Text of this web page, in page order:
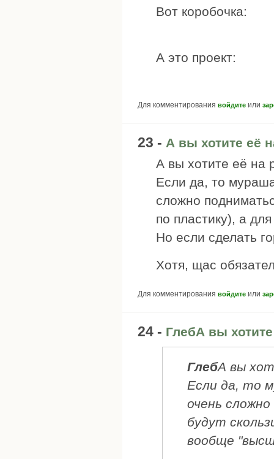
Вот коробочка:
А это проект:
Для комментирования войдите или
23 - А вы хотите её
А вы хотите её на
Если да, то
сложно
по пластику), а
Но если сделать
Хотя, щас
Для комментирования войдите или
24 - ГлебА вы
ГлебА вы
Если да, то
очень
будут
вообще